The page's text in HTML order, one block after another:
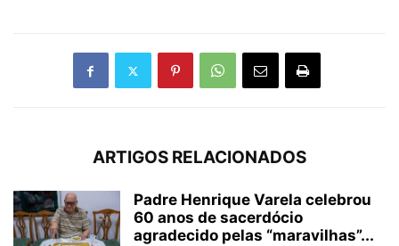
ARTIGOS RELACIONADOS
Padre Henrique Varela celebrou
60 anos de sacerdócio
agradecido pelas “maravilhas”...